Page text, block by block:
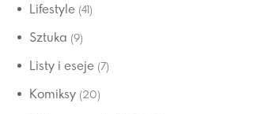
Lifestyle (41)
Sztuka (9)
Listy i eseje (7)
Komiksy (20)